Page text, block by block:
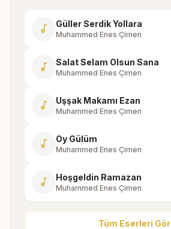
music_note Güller Serdik Yollara
Muhammed Enes Çimen
music_note Salat Selam Olsun Sana
Muhammed Enes Çimen
music_note Uşşak Makamı Ezan
Muhammed Enes Çimen
music_note Oy Gülüm
Muhammed Enes Çimen
music_note Hoşgeldin Ramazan
Muhammed Enes Çimen
Tüm Eserleri Gör